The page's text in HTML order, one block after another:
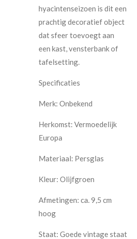
hyacintenseizoen is dit een
prachtig decoratief object
dat sfeer toevoegt aan
een kast, vensterbank of
tafelsetting.
Specificaties
Merk: Onbekend
Herkomst: Vermoedelijk
Europa
Materiaal: Persglas
Kleur: Olijfgroen
Afmetingen: ca. 9,5 cm
hoog
Staat: Goede vintage staat